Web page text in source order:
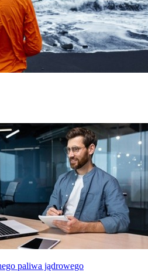
paliwa jądrowego